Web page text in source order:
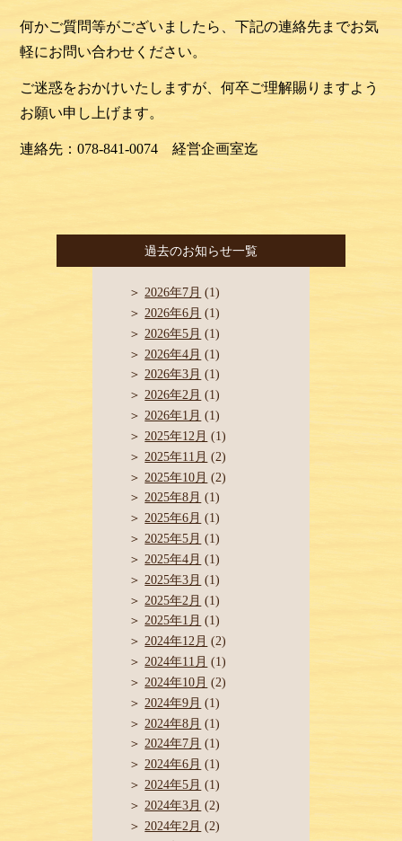
何かご質問等がございましたら、下記の連絡先までお気
軽にお問い合わせください。
ご迷惑をおかけいたしますが、何卒ご理解賜りますよう
お願い申し上げます。
連絡先：078-841-0074 経営企画室迄
過去のお知らせ一覧
2026年7月 (1)
2026年6月 (1)
2026年5月 (1)
2026年4月 (1)
2026年3月 (1)
2026年2月 (1)
2026年1月 (1)
2025年12月 (1)
2025年11月 (2)
2025年10月 (2)
2025年8月 (1)
2025年6月 (1)
2025年5月 (1)
2025年4月 (1)
2025年3月 (1)
2025年2月 (1)
2025年1月 (1)
2024年12月 (2)
2024年11月 (1)
2024年10月 (2)
2024年9月 (1)
2024年8月 (1)
2024年7月 (1)
2024年6月 (1)
2024年5月 (1)
2024年3月 (2)
2024年2月 (2)